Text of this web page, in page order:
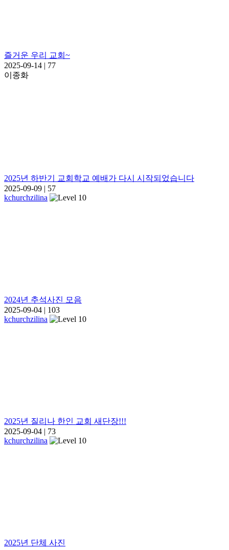
즐거운 우리 교회~
2025-09-14 | 77
이종화
2025년 하반기 교회학교 예배가 다시 시작되었습니다
2025-09-09 | 57
kchurchzilina
2024년 추석사진 모음
2025-09-04 | 103
kchurchzilina
2025년 질리나 한인 교회 새단장!!!
2025-09-04 | 73
kchurchzilina
2025년 단체 사진